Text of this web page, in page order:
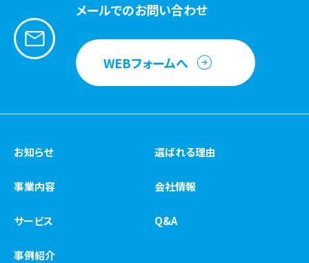
メールでのお問い合わせ
WEBフォームへ
お知らせ
事業内容
サービス
事例紹介
選ばれる理由
会社情報
Q&A